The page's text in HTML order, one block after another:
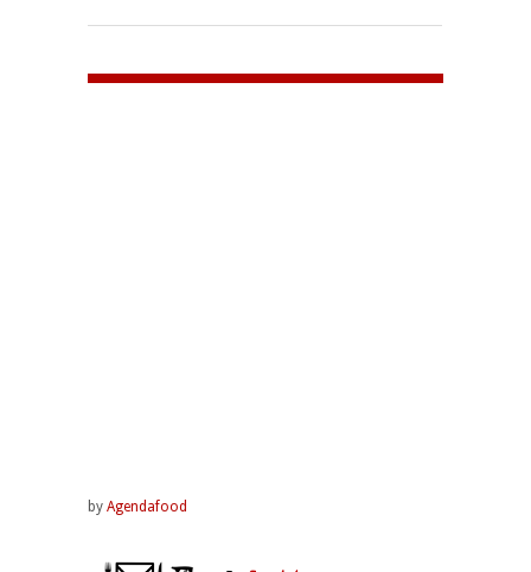
by Agendafood